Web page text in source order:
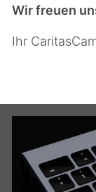
Wir freuen
Ihr